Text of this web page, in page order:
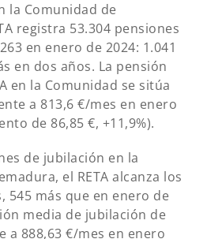
la Comunidad de
registra 53.304 pensiones
en enero de 2024: 1.041
en dos años. La pensión
en la Comunidad se sitúa
a 813,6 €/mes en enero
de 86,85 €, +11,9%).
de jubilación en la
el RETA alcanza los
545 más que en enero de
media de jubilación de
a 888,63 €/mes en enero